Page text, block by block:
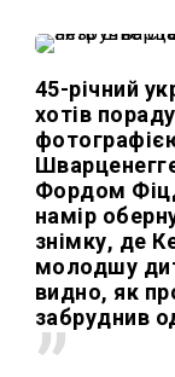
45-річний
хотів
Фордом
намір
знімку, де
молодшу
видно, як
забруднив